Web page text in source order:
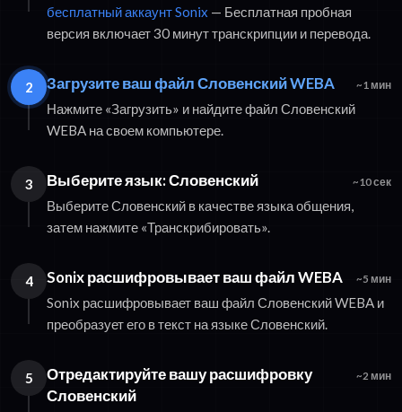
бесплатный аккаунт Sonix — Бесплатная пробная
версия включает 30 минут транскрипции и перевода.
2 Загрузите ваш файл Словенский WEBA ~1 мин
Нажмите «Загрузить» и найдите файл Словенский
WEBA на своем компьютере.
3 Выберите язык: Словенский ~10 сек
Выберите Словенский в качестве языка общения,
затем нажмите «Транскрибировать».
4 Sonix расшифровывает ваш файл WEBA ~5 мин
Sonix расшифровывает ваш файл Словенский WEBA и
преобразует его в текст на языке Словенский.
5
Отредактируйте вашу расшифровку
Словенский
~2 мин